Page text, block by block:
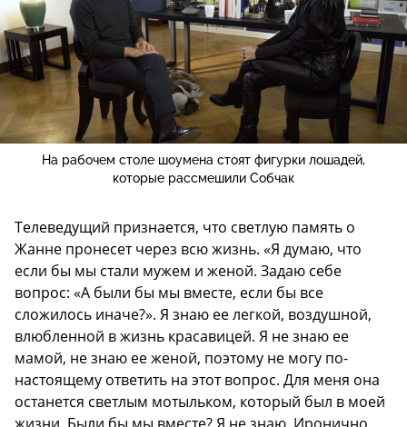
На рабочем столе шоумена стоят фигурки лошадей,
которые рассмешили Собчак
Телеведущий признается, что светлую память о
Жанне пронесет через всю жизнь. «Я думаю, что
если бы мы стали мужем и женой. Задаю себе
вопрос: «А были бы мы вместе, если бы все
сложилось иначе?». Я знаю ее легкой, воздушной,
влюбленной в жизнь красавицей. Я не знаю ее
мамой, не знаю ее женой, поэтому не могу по-
настоящему ответить на этот вопрос. Для меня она
останется светлым мотыльком, который был в моей